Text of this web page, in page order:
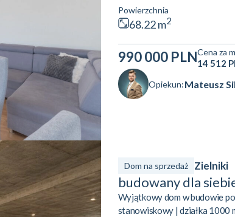
Czerwone Maki. Lokal
standardem wykończenia,
Powierzchnia
68.22 m2
990 000 PLNCena za m
14 512
Opiekun:Mateusz
Dom na sprzedaż Zielniki
budowany dla
Wyjątkowy dom w budowie
stanowiskowy | działka 1000